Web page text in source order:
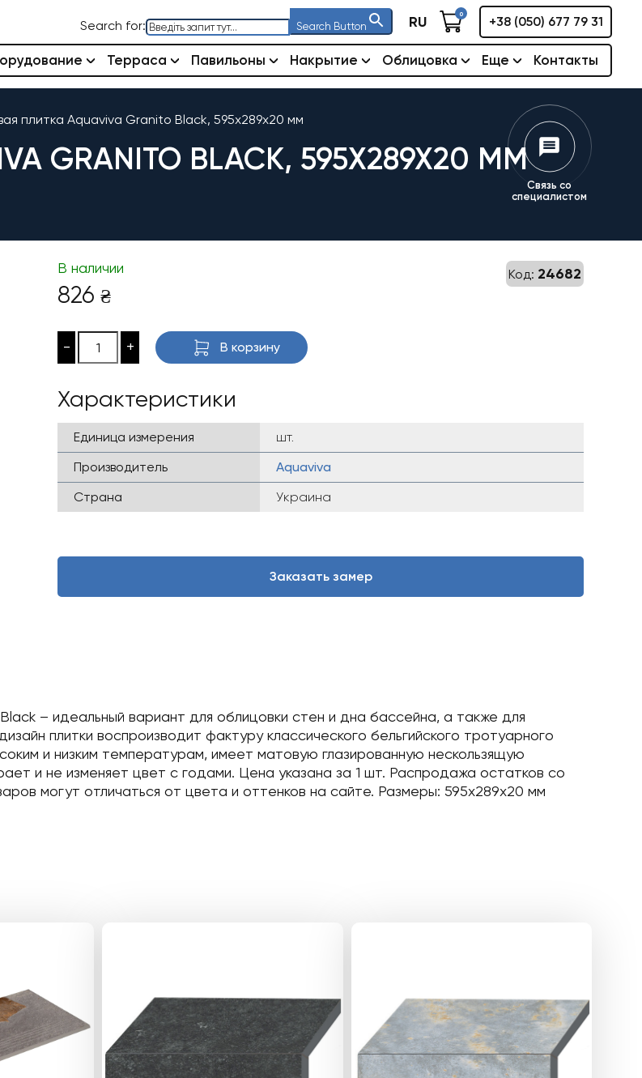
Search for: Search Button RU 0
+38 (050) 677 79 31
Терраса Павильоны Накрытие Облицовка Еще Контакты
плитка Aquaviva Granito Black, 595x289x20 мм
GRANITO BLACK, 595X289X20 ММ
Связь со
специалистом
Код: 24682
В наличии
826 ₴
- + В корзину
Характеристики
Единица измерения
шт.
Производитель
Aquaviva
Страна
Украина
Заказать замер
– идеальный вариант для облицовки стен и дна бассейна, а также для
плитки воспроизводит фактуру классического бельгийского тротуарного
и низким температурам, имеет матовую глазированную нескользящую
и не изменяет цвет с годами. Цена указана за 1 шт. Распродажа остатков со
могут отличаться от цвета и оттенков на сайте. Размеры: 595x289x20 мм